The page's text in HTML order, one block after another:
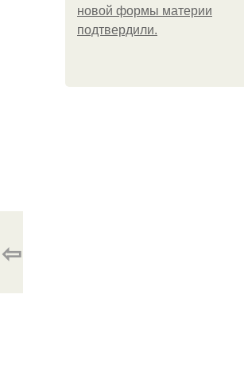
новой формы материи
подтвердили.
⇦